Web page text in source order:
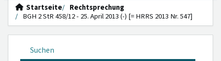
Startseite
Rechtsprechung
BGH 2 StR 458/12 - 25. April 2013 (-) [= HRRS 2013 Nr. 547]
Suchen